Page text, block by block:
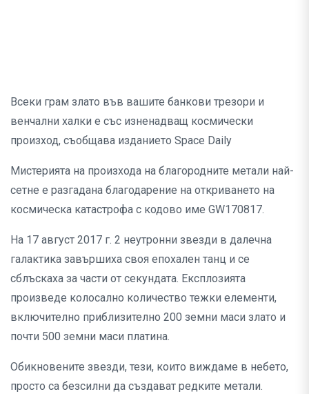
Всеки грам злато във вашите банкови трезори и
венчални халки е със изненадващ космически
произход, съобщава изданието Space Daily
Мистерията на произхода на благородните метали най-
сетне е разгадана благодарение на откриването на
космическа катастрофа с кодово име GW170817.
На 17 август 2017 г. 2 неутронни звезди в далечна
галактика завършиха своя епохален танц и се
сблъскаха за части от секундата. Експлозията
произведе колосално количество тежки елементи,
включително приблизително 200 земни маси злато и
почти 500 земни маси платина.
Обикновените звезди, тези, които виждаме в небето,
просто са безсилни да създават редките метали.